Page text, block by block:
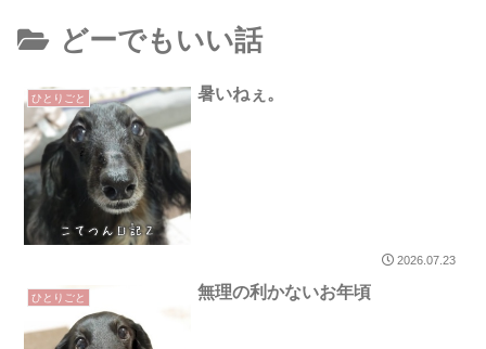
どーでもいい話
ひとりごと 暑いねぇ。
2026.07.23
ひとりごと 無理の利かないお年頃